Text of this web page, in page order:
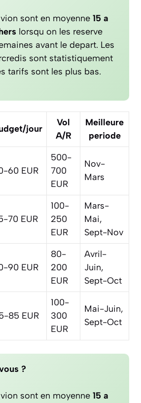
sont en moyenne 15 a
lorsqu on les reserve
avant le depart. Les
sont statistiquement
tarifs sont les plus bas.
jour
Vol
A/R
Meilleure
periode
60 EUR
500-
700
EUR
Nov-
Mars
70 EUR
100-
250
EUR
Mars-
Mai,
Sept-Nov
90 EUR
80-
200
EUR
Avril-
Juin,
Sept-Oct
85 EUR
100-
300
EUR
Mai-Juin,
Sept-Oct
?
sont en moyenne 15 a